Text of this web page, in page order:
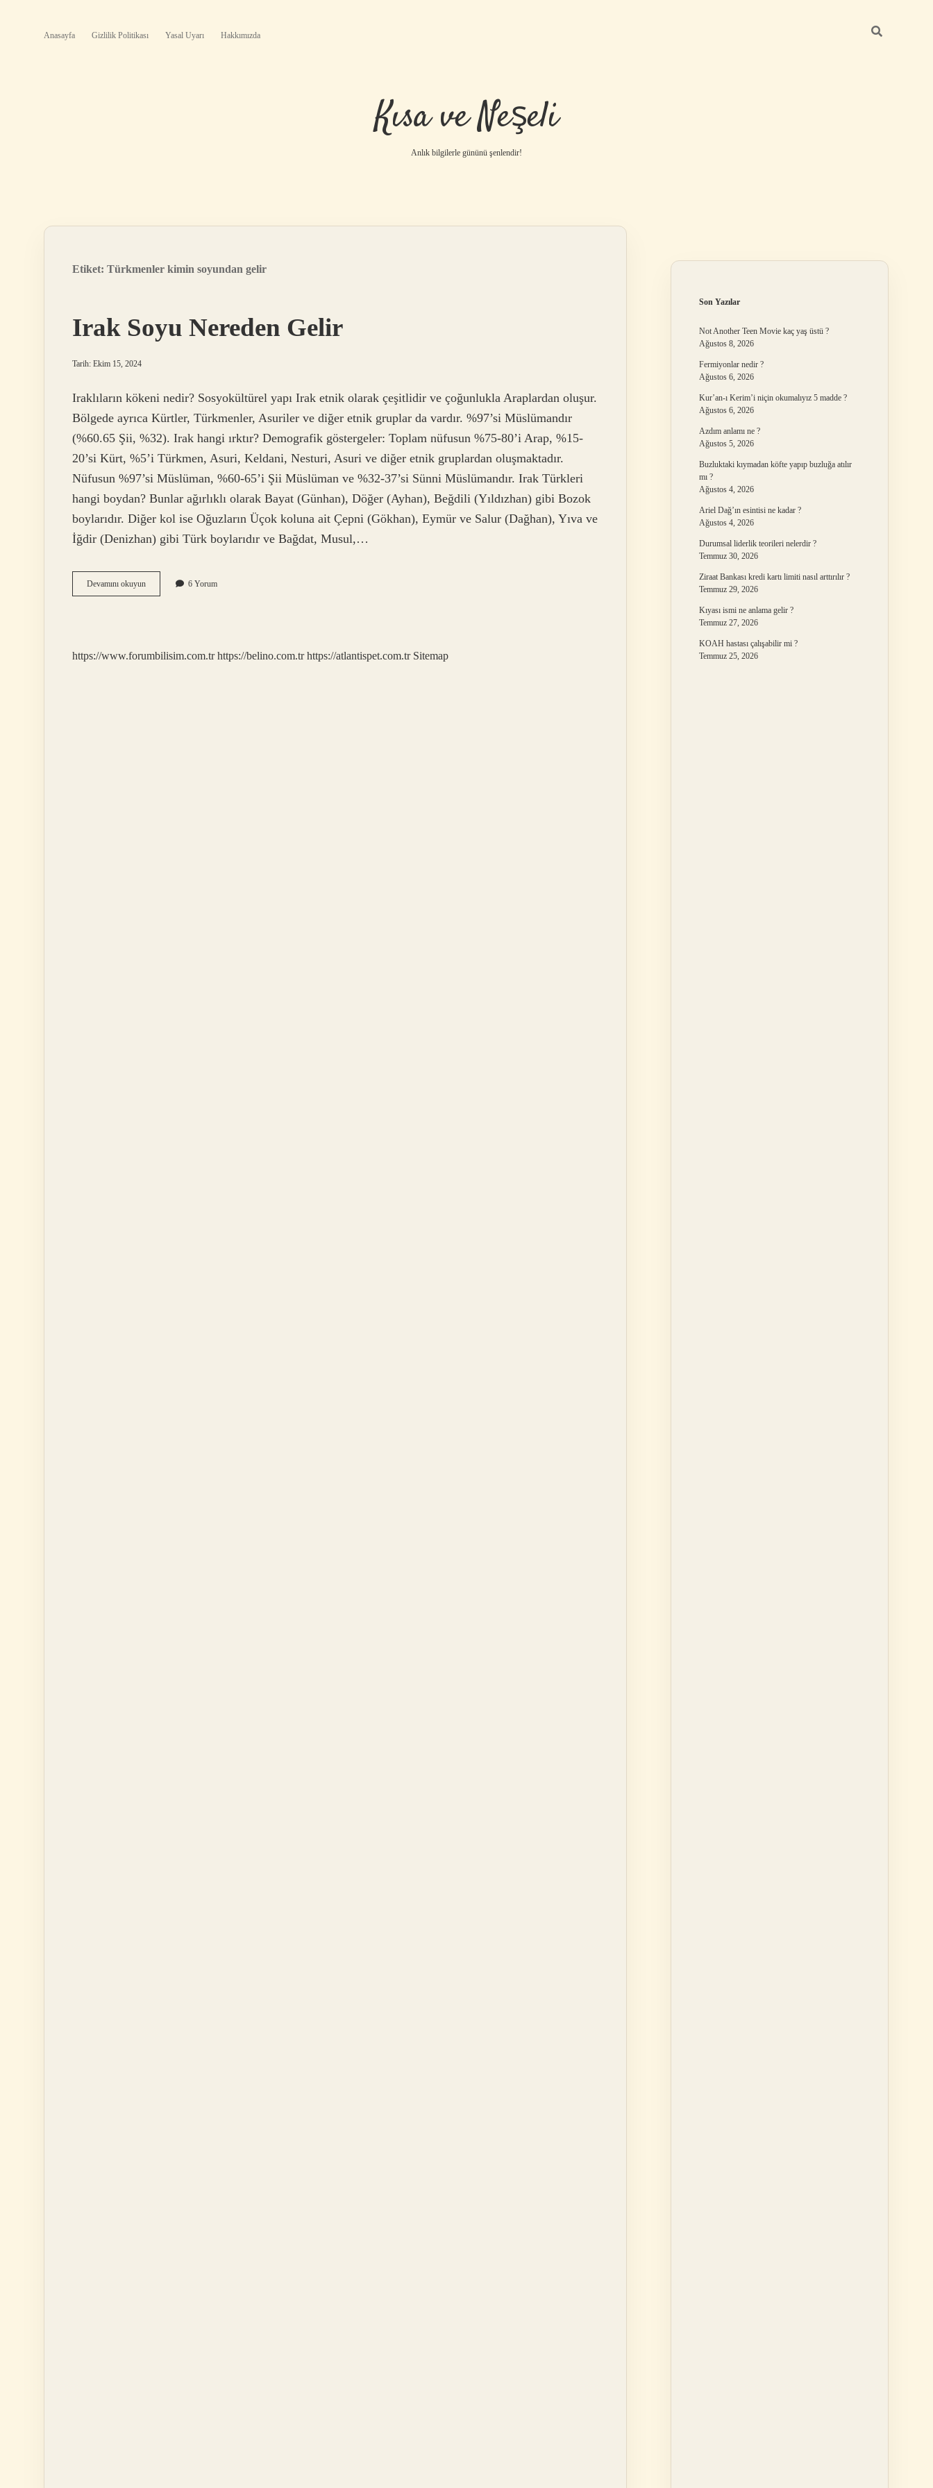
Anasayfa Gizlilik Politikası Yasal Uyarı Hakkımızda
Kısa ve Neşeli
Anlık bilgilerle gününü şenlendir!
Etiket: Türkmenler kimin soyundan gelir
Irak Soyu Nereden Gelir
Tarih: Ekim 15, 2024
Iraklıların kökeni nedir? Sosyokültürel yapı Irak etnik olarak çeşitlidir ve çoğunlukla Araplardan oluşur.
Bölgede ayrıca Kürtler, Türkmenler, Asuriler ve diğer etnik gruplar da vardır. %97’si Müslümandır
(%60.65 Şii, %32). Irak hangi ırktır? Demografik göstergeler: Toplam nüfusun %75-80’i Arap, %15-
20’si Kürt, %5’i Türkmen, Asuri, Keldani, Nesturi, Asuri ve diğer etnik gruplardan oluşmaktadır.
Nüfusun %97’si Müslüman, %60-65’i Şii Müslüman ve %32-37’si Sünni Müslümandır. Irak Türkleri
hangi boydan? Bunlar ağırlıklı olarak Bayat (Günhan), Döğer (Ayhan), Beğdili (Yıldızhan) gibi Bozok
boylarıdır. Diğer kol ise Oğuzların Üçok koluna ait Çepni (Gökhan), Eymür ve Salur (Dağhan), Yıva ve
İğdir (Denizhan) gibi Türk boylarıdır ve Bağdat, Musul,…
Devamını okuyunIrak
Soyu
6 Yorum
https://www.forumbilisim.com.tr https://belino.com.tr https://atlantispet.com.tr Sitemap
Son Yazılar
Not Another Teen Movie kaç yaş üstü ?
Ağustos 8, 2026
Fermiyonlar nedir ?
Ağustos 6, 2026
Kur’an-ı Kerim’i niçin okumalıyız 5 madde ?
Ağustos 6, 2026
Azdım anlamı ne ?
Ağustos 5, 2026
Buzluktaki kıymadan köfte yapıp buzluğa atılır
mı ?
Ağustos 4, 2026
Ariel Dağ’ın esintisi ne kadar ?
Ağustos 4, 2026
Durumsal liderlik teorileri nelerdir ?
Temmuz 30, 2026
Ziraat Bankası kredi kartı limiti nasıl arttırılır ?
Temmuz 29, 2026
Kıyası ismi ne anlama gelir ?
Temmuz 27, 2026
KOAH hastası çalışabilir mi ?
Temmuz 25, 2026